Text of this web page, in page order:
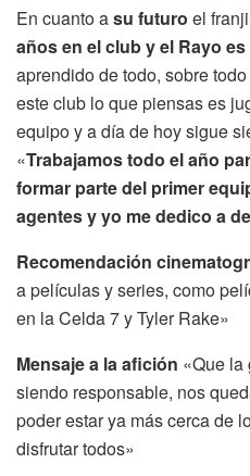
En cuanto asu futuro el
años en el club y el Rayo
aprendido de todo, sobre
este club lo que piensas es
equipo y a día de hoy sigue
«Trabajamos todo el año
formar parte del primer
agentes y yo me dedico a
Recomendación
a películas y series, como
en la Celda 7 y Tyler Rake»
Mensaje a la afición «Que la
siendo responsable, nos
poder estar ya más cerca de
disfrutar todos»